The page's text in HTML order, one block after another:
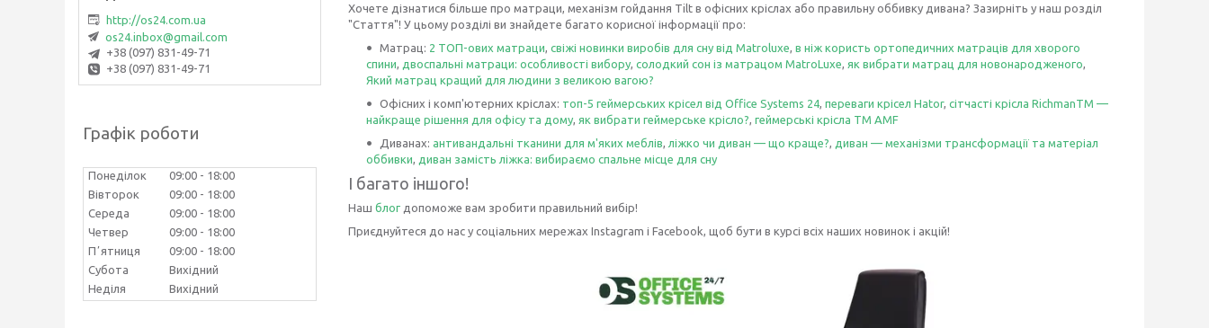
Хочете дізнатися більше про матраци, механізм гойдання Tilt в офісних кріслах або правильну оббивку дивана? Зазирніть у наш розділ
"Стаття"! У цьому розділі ви знайдете багато корисної інформації про:
Матрац: 2 ТОП-ових матраци, свіжі новинки виробів для сну від Matroluxe, в ніж користь ортопедичних матраців для хворого
спини, двоспальні матраци: особливості вибору, солодкий сон із матрацом MatroLuxe, як вибрати матрац для новонародженого,
Який матрац кращий для людини з великою вагою?
Офісних і комп'ютерних кріслах: топ-5 геймерських крісел від Office Systems 24, переваги крісел Hator, сітчасті крісла RichmanTM —
найкраще рішення для офісу та дому, як вибрати геймерське крісло?, геймерські крісла ТМ AMF
Диванах: антивандальні тканини для м'яких меблів, ліжко чи диван — що краще?, диван — механізми трансформації та матеріал
оббивки, диван замість ліжка: вибираємо спальне місце для сну
І багато іншого!
Наш блог допоможе вам зробити правильний вибір!
Приєднуйтеся до нас у соціальних мережах Instagram і Facebook, щоб бути в курсі всіх наших новинок і акцій!
http://os24.com.ua
os24.inbox@gmail.com
+38 (097) 831-49-71
+38 (097) 831-49-71
Графік роботи
Понеділок 09:00
18:00
Вівторок
09:00
18:00
Середа
09:00
18:00
Четвер
09:00
18:00
Пʼятниця
09:00
18:00
Субота
Вихідний
Неділя
Вихідний